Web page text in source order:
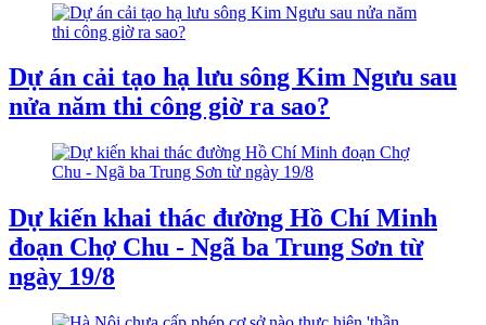
Dự án cải tạo hạ lưu sông Kim Ngưu sau
nửa năm thi công giờ ra sao?
Dự kiến khai thác đường Hồ Chí Minh
đoạn Chợ Chu - Ngã ba Trung Sơn từ
ngày 19/8